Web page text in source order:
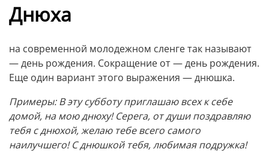
Днюха
на современной молодежном сленге так называют
— день рождения. Сокращение от — день рождения.
Еще один вариант этого выражения — днюшка.
Примеры: В эту субботу приглашаю всех к себе
домой, на мою днюху! Серега, от души поздравляю
тебя с днюхой, желаю тебе всего самого
наилучшего! С днюшкой тебя, любимая подружка!